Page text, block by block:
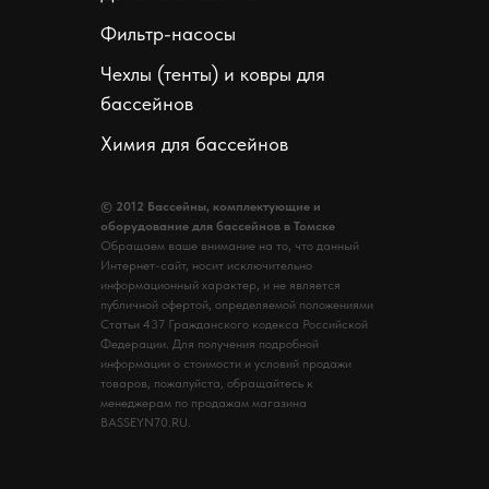
Фильтр-насосы
Чехлы (тенты) и ковры для
бассейнов
Химия для бассейнов
© 2012 Бассейны, комплектующие и
оборудование для бассейнов в Томске
Обращаем ваше внимание на то, что данный
Интернет-сайт, носит исключительно
информационный характер, и не является
публичной офертой, определяемой положениями
Статьи 437 Гражданского кодекса Российской
Федерации. Для получения подробной
информации о стоимости и условий продажи
товаров, пожалуйста, обращайтесь к
менеджерам по продажам магазина
BASSEYN70.RU.